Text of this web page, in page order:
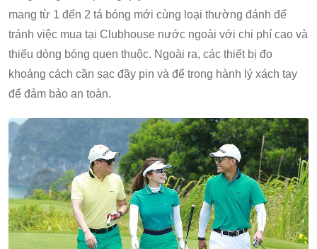
mang từ 1 đến 2 tá bóng mới cùng loại thường đánh để
tránh việc mua tại Clubhouse nước ngoài với chi phí cao và
thiếu dòng bóng quen thuộc. Ngoài ra, các thiết bị đo
khoảng cách cần sạc đầy pin và để trong hành lý xách tay
để đảm bảo an toàn.